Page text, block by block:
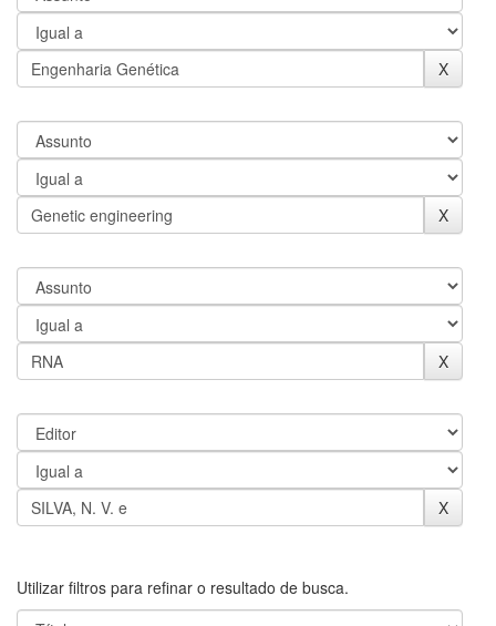
Utilizar filtros para refinar o resultado de busca.